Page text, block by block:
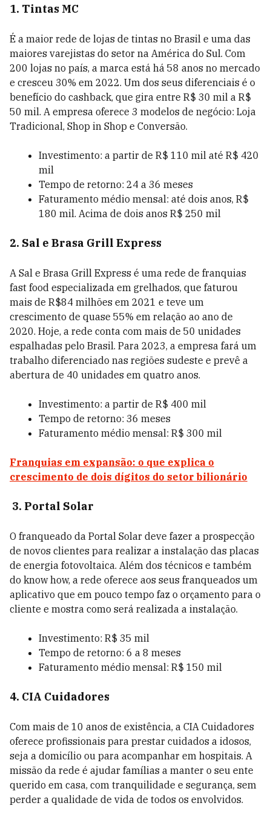
1. Tintas MC
É a maior rede de lojas de tintas no Brasil e uma das
maiores varejistas do setor na América do Sul. Com
200 lojas no país, a marca está há 58 anos no mercado
e cresceu 30% em 2022. Um dos seus diferenciais é o
benefício do cashback, que gira entre R$ 30 mil a R$
50 mil. A empresa oferece 3 modelos de negócio: Loja
Tradicional, Shop in Shop e Conversão.
Investimento: a partir de R$ 110 mil até R$ 420
mil
Tempo de retorno: 24 a 36 meses
Faturamento médio mensal: até dois anos, R$
180 mil. Acima de dois anos R$ 250 mil
2. Sal e Brasa Grill Express
A Sal e Brasa Grill Express é uma rede de franquias
fast food especializada em grelhados, que faturou
mais de R$84 milhões em 2021 e teve um
crescimento de quase 55% em relação ao ano de
2020. Hoje, a rede conta com mais de 50 unidades
espalhadas pelo Brasil. Para 2023, a empresa fará um
trabalho diferenciado nas regiões sudeste e prevê a
abertura de 40 unidades em quatro anos.
Investimento: a partir de R$ 400 mil
Tempo de retorno: 36 meses
Faturamento médio mensal: R$ 300 mil
Franquias em expansão: o que explica o
crescimento de dois dígitos do setor bilionário
3. Portal Solar
O franqueado da Portal Solar deve fazer a prospecção
de novos clientes para realizar a instalação das placas
de energia fotovoltaica. Além dos técnicos e também
do know how, a rede oferece aos seus franqueados um
aplicativo que em pouco tempo faz o orçamento para o
cliente e mostra como será realizada a instalação.
Investimento: R$ 35 mil
Tempo de retorno: 6 a 8 meses
Faturamento médio mensal: R$ 150 mil
4. CIA Cuidadores
Com mais de 10 anos de existência, a CIA Cuidadores
oferece profissionais para prestar cuidados a idosos,
seja a domicílio ou para acompanhar em hospitais. A
missão da rede é ajudar famílias a manter o seu ente
querido em casa, com tranquilidade e segurança, sem
perder a qualidade de vida de todos os envolvidos.